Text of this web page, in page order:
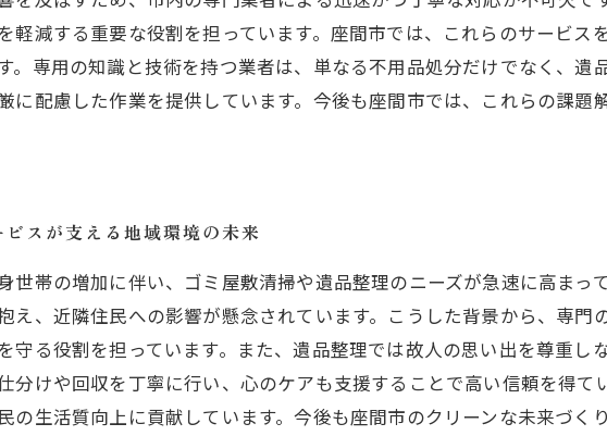
軽減する重要な役割を担っています。座間市では、これらのサービ
。専用の知識と技術を持つ業者は、単なる不用品処分だけでなく、
に配慮した作業を提供しています。今後も座間市では、これらの課
スが支える地域環境の未来
世帯の増加に伴い、ゴミ屋敷清掃や遺品整理のニーズが急速に高まっ
え、近隣住民への影響が懸念されています。こうした背景から、専
守る役割を担っています。また、遺品整理では故人の思い出を尊重し
分けや回収を丁寧に行い、心のケアも支援することで高い信頼を得
の生活質向上に貢献しています。今後も座間市のクリーンな未来づ